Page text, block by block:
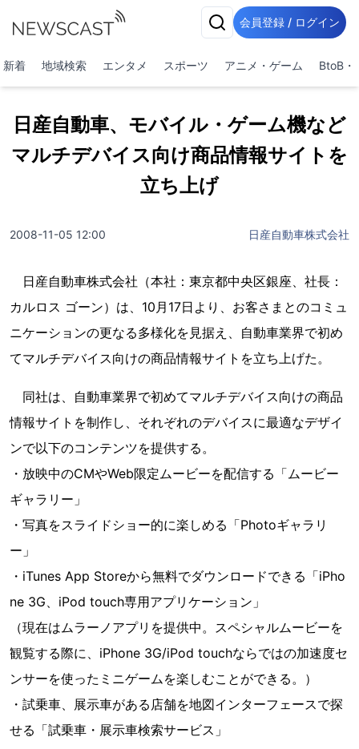
会員登録 / ログイン
新着 地域検索 エンタメ スポーツ アニメ・ゲーム BtoB・
日産自動車、モバイル・ゲーム機など
マルチデバイス向け商品情報サイトを
立ち上げ
2008-11-05 12:00 日産自動車株式会社
日産自動車株式会社（本社：東京都中央区銀座、社長：
カルロス ゴーン）は、10月17日より、お客さまとのコミュ
ニケーションの更なる多様化を見据え、自動車業界で初め
てマルチデバイス向けの商品情報サイトを立ち上げた。
同社は、自動車業界で初めてマルチデバイス向けの商品
情報サイトを制作し、それぞれのデバイスに最適なデザイ
ンで以下のコンテンツを提供する。
・放映中のCMやWeb限定ムービーを配信する「ムービー
ギャラリー」
・写真をスライドショー的に楽しめる「Photoギャラリ
ー」
・iTunes App Storeから無料でダウンロードできる「iPho
ne 3G、iPod touch専用アプリケーション」
（現在はムラーノアプリを提供中。スペシャルムービーを
観覧する際に、iPhone 3G/iPod touchならではの加速度セ
ンサーを使ったミニゲームを楽しむことができる。）
・試乗車、展示車がある店舗を地図インターフェースで探
せる「試乗車・展示車検索サービス」